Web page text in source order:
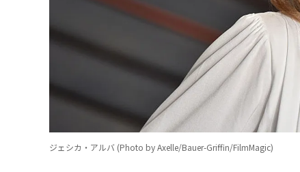
ジェシカ・アルバ (Photo by Axelle/Bauer-Griffin/FilmMagic)